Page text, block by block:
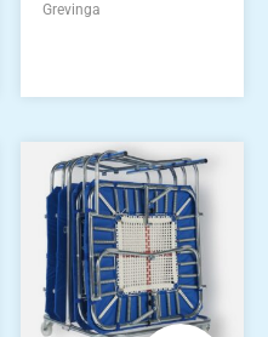
Grevinga